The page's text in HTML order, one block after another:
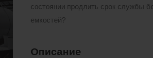
состоянии продлить срок службы
емкостей?
Описание